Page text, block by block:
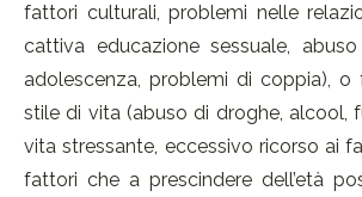
fattori culturali, problemi nelle
cattiva educazione sessuale,
adolescenza, problemi di coppia),
stile di vita (abuso di droghe, alcool,
vita stressante, eccessivo ricorso ai
fattori che a prescindere dell’età